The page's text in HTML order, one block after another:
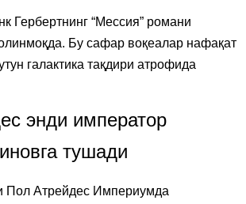
Гербертнинг “Мессия” романи
Бу сафар воқеалар нафақат
галактика тақдири атрофида
энди император
тушади
Пол Атрейдес Империумда